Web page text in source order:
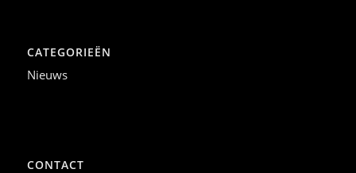
CATEGORIEËN
Nieuws
CONTACT